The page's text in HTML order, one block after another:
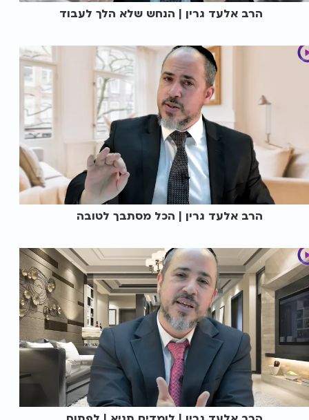
הרב אלעד גרין | הנחש שלא הלך לעבוד
הרב אלעד גרין | הכל מסתבך לטובה